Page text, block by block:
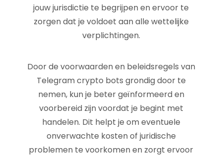
jouw jurisdictie te begrijpen en ervoor te
zorgen dat je voldoet aan alle wettelijke
verplichtingen.
Door de voorwaarden en beleidsregels van
Telegram crypto bots grondig door te
nemen, kun je beter geïnformeerd en
voorbereid zijn voordat je begint met
handelen. Dit helpt je om eventuele
onverwachte kosten of juridische
problemen te voorkomen en zorgt ervoor